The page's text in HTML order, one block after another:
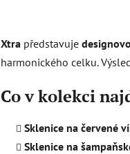
Xtra představuje
harmonického celku.
Co v kolekci
Sklenice na červené
Sklenice na